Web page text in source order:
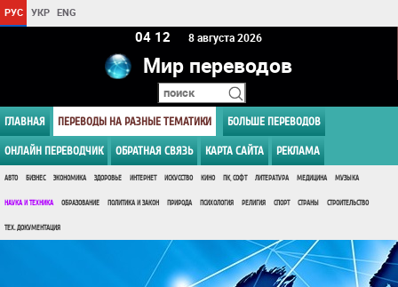
РУС УКР ENG
04:12 8 августа 2026
Мир переводов
ГЛАВНАЯ ПЕРЕВОДЫ НА РАЗНЫЕ ТЕМАТИКИ БОЛЬШЕ ПЕРЕВОДОВ
ОНЛАЙН ПЕРЕВОДЧИК ОБРАТНАЯ СВЯЗЬ КАРТА САЙТА РЕКЛАМА
АВТО БИЗНЕС ЭКОНОМИКА ЗДОРОВЬЕ ИНТЕРНЕТ ИСКУССТВО КИНО ПК, СОФТ ЛИТЕРАТУРА МЕДИЦИНА МУЗЫКА
НАУКА И ТЕХНИКА ОБРАЗОВАНИЕ ПОЛИТИКА И ЗАКОН ПРИРОДА ПСИХОЛОГИЯ РЕЛИГИЯ СПОРТ СТРАНЫ СТРОИТЕЛЬСТВО
ТЕХ. ДОКУМЕНТАЦИЯ